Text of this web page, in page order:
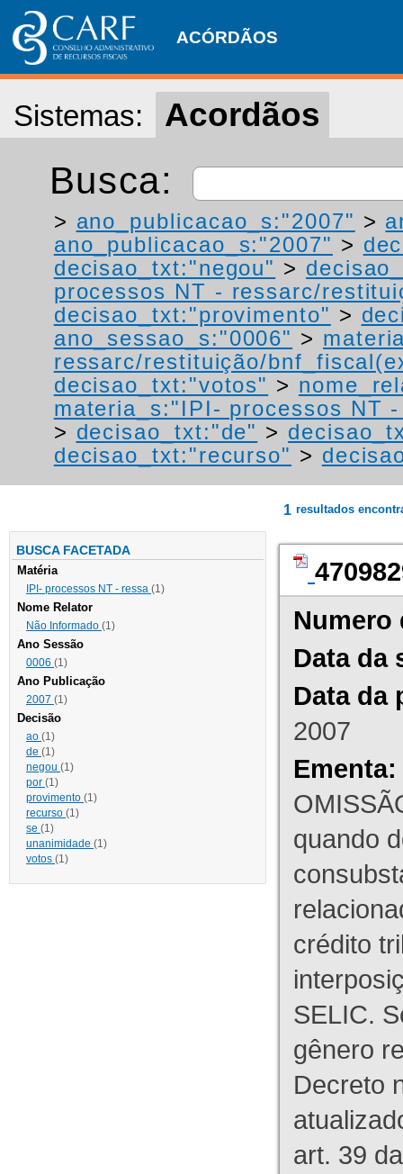
ACÓRDÃOS
Sistemas: Acordãos
Busca:
> ano_publicacao_s:"2007" >
ano_publicacao_s:"2007" >
decisao_txt:"negou" >
processos NT - ressarc/
decisao_txt:"provimento" >
ano_sessao_s:"0006" >
ressarc/restituição/
decisao_txt:"votos" >
materia_s:"IPI- processos NT
> decisao_txt:"de" >
decisao_txt:"recurso" >
BUSCA FACETADA
Matéria
IPI- processos NT - ressa (1)
Nome Relator
Não Informado (1)
Ano Sessão
0006 (1)
Ano Publicação
2007 (1)
Decisão
ao (1)
de (1)
negou (1)
por (1)
provimento (1)
recurso (1)
se (1)
unanimidade (1)
votos (1)
1 resultados
Numero
Data da
Data da
2007
Ementa:
quando
crédito
SELIC.
gênero
Decreto
art. 39